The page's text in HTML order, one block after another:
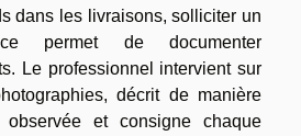
dans les livraisons, solliciter un
permet de documenter
Le professionnel intervient sur
décrit de manière
et consigne chaque